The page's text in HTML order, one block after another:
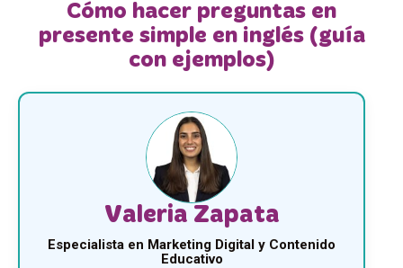
Cómo hacer preguntas en
presente simple en inglés (guía
con ejemplos)
Valeria Zapata
Especialista en Marketing Digital y Contenido
Educativo